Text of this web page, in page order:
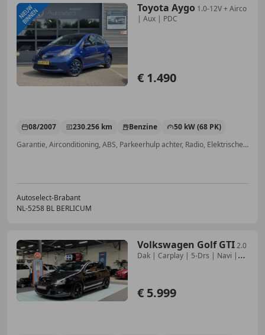
Toyota Aygo 1.0-12V + Airco
| Aux | PDC
€ 1.490
08/2007 230.256 km Benzine
50 kW (68 PK)
Garantie, Airconditioning, ABS, Parkeerhulp achter, Radio, Elektrische ramen, Zij-airbags, Airbag passagier
Autoselect-Brabant
NL-5258 BL BERLICUM
Volkswagen Golf GTI2.0
Dak | Carplay | 5-Drs | Navi |
€ 5.999